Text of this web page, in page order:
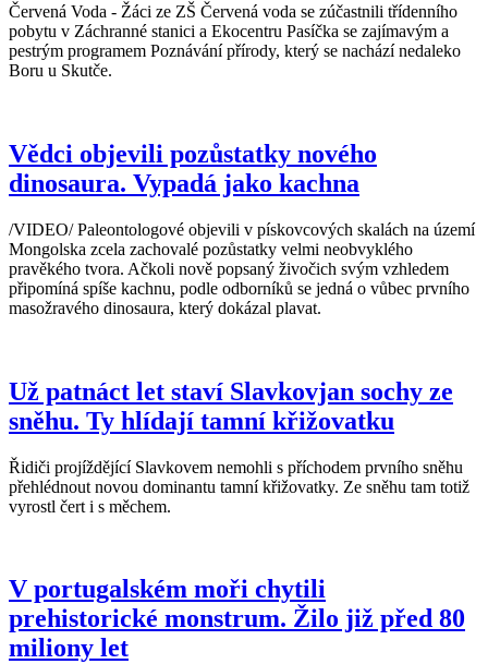
Červená Voda - Žáci ze ZŠ Červená voda se zúčastnili třídenního
pobytu v Záchranné stanici a Ekocentru Pasíčka se zajímavým a
pestrým programem Poznávání přírody, který se nachází nedaleko
Boru u Skutče.
Vědci objevili pozůstatky nového
dinosaura. Vypadá jako kachna
/VIDEO/ Paleontologové objevili v pískovcových skalách na území
Mongolska zcela zachovalé pozůstatky velmi neobvyklého
pravěkého tvora. Ačkoli nově popsaný živočich svým vzhledem
připomíná spíše kachnu, podle odborníků se jedná o vůbec prvního
masožravého dinosaura, který dokázal plavat.
Už patnáct let staví Slavkovjan sochy ze
sněhu. Ty hlídají tamní křižovatku
Řidiči projíždějící Slavkovem nemohli s příchodem prvního sněhu
přehlédnout novou dominantu tamní křižovatky. Ze sněhu tam totiž
vyrostl čert i s měchem.
V portugalském moři chytili
prehistorické monstrum. Žilo již před 80
miliony let